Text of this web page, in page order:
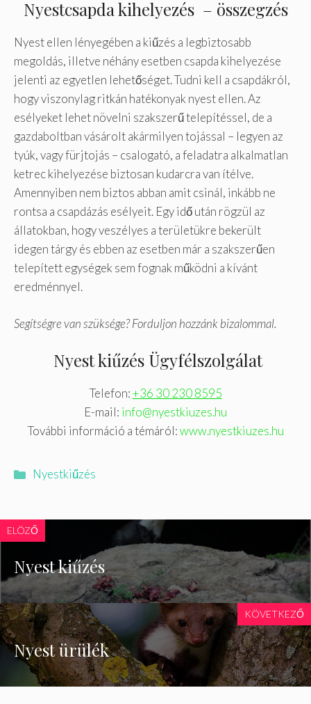
Nyestcsapda kihelyezés – összegzés
Nyest ellen lényegében a kiűzés a legbiztosabb
megoldás, illetve néhány esetben csapda kihelyezése
jelenti az egyetlen lehetőséget. Tudni kell a csapdákról,
hogy viszonylag ritkán hatékonyak nyest ellen. Az
esélyeket lehet növelni szakszerű telepítéssel, de a
gazdaboltban vásárolt akármilyen tojással – legyen az
tyúk, vagy fürjtojás – csalogató, a feladatra alkalmatlan
ketrec kihelyezése biztosan kudarcra van ítélve.
Amennyiben nem biztos abban amit csinál, inkább ne
rontsa a csapdázás esélyeit. Egy idő után rögzül az
állatokban, hogy veszélyes a területükre bekerült
idegen tárgy és ebben az esetben már a szakszerűen
telepített egységek sem fognak működni a kívánt
eredménnyel.
Segítségre van szüksége? Forduljon hozzánk bizalommal.
Nyest kiűzés Ügyfélszolgálat
Telefon:+36 30 230 8595
E-mail: info@nyestkiuzes.hu
További információ a témáról:www.nyestkiuzes.hu
Kategória
Nyestkiűzés
ELÖZŐ
Nyest kiűzés
KÖVETKEZŐ
Nyest ürülék